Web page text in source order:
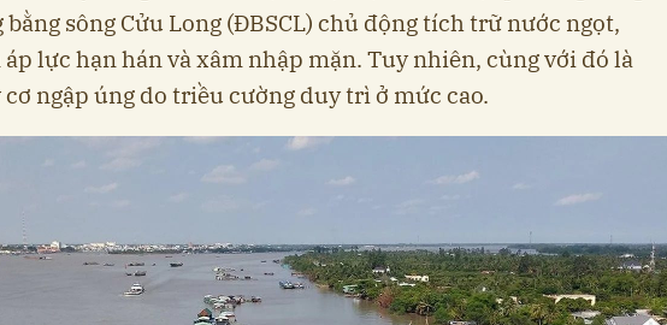
bằng sông Cửu Long (ĐBSCL) chủ động tích trữ nước ngọt,
áp lực hạn hán và xâm nhập mặn. Tuy nhiên, cùng với đó là
cơ ngập úng do triều cường duy trì ở mức cao.